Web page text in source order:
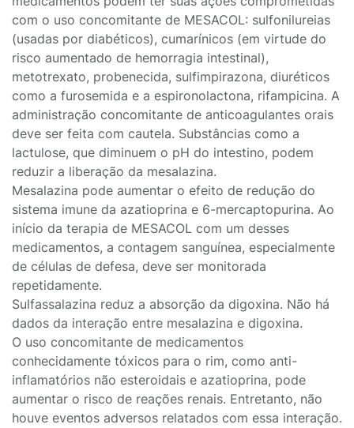
com o uso concomitante de MESACOL: sulfonilureias
(usadas por diabéticos), cumarínicos (em virtude do
risco aumentado de hemorragia intestinal),
metotrexato, probenecida, sulfimpirazona, diuréticos
como a furosemida e a espironolactona, rifampicina. A
administração concomitante de anticoagulantes orais
deve ser feita com cautela. Substâncias como a
lactulose, que diminuem o pH do intestino, podem
reduzir a liberação da mesalazina.
Mesalazina pode aumentar o efeito de redução do
sistema imune da azatioprina e 6-mercaptopurina. Ao
início da terapia de MESACOL com um desses
medicamentos, a contagem sanguínea, especialmente
de células de defesa, deve ser monitorada
repetidamente.
Sulfassalazina reduz a absorção da digoxina. Não há
dados da interação entre mesalazina e digoxina.
O uso concomitante de medicamentos
conhecidamente tóxicos para o rim, como anti-
inflamatórios não esteroidais e azatioprina, pode
aumentar o risco de reações renais. Entretanto, não
houve eventos adversos relatados com essa interação.